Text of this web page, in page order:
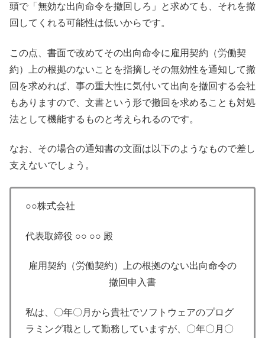
頭で「無効な出向命令を撤回しろ」と求めても、それを撤
回してくれる可能性は低いからです。
この点、書面で改めてその出向命令に雇用契約（労働契
約）上の根拠のないことを指摘しその無効性を通知して撤
回を求めれば、事の重大性に気付いて出向を撤回する会社
もありますので、文書という形で撤回を求めることも対処
法として機能するものと考えられるのです。
なお、その場合の通知書の文面は以下のようなもので差し
支えないでしょう。
○○株式会社
代表取締役 ○○ ○○ 殿
雇用契約（労働契約）上の根拠のない出向命令の
撤回申入書
私は、〇年〇月から貴社でソフトウェアのプログ
ラミング職として勤務していますが、〇年〇月〇